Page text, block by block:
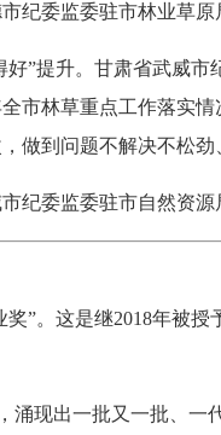
委监委驻市林业草原
”提升。甘肃省武威市
市林草重点工作落实
做到问题不解决不松劲
委监委驻市自然资源
”。这是继2018年被授
现出一批又一批、一